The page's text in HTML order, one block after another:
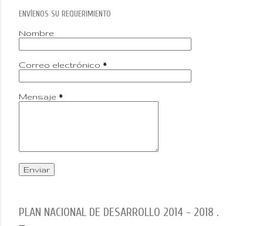
ENVÍENOS SU REQUERIMIENTO
Nombre
Correo electrónico *
Mensaje *
PLAN NACIONAL DE DESARROLLO 2014 - 2018 .